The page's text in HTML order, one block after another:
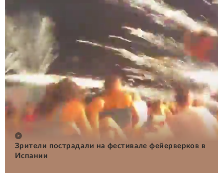
Зрители пострадали на фестивале фейерверков в
Испании